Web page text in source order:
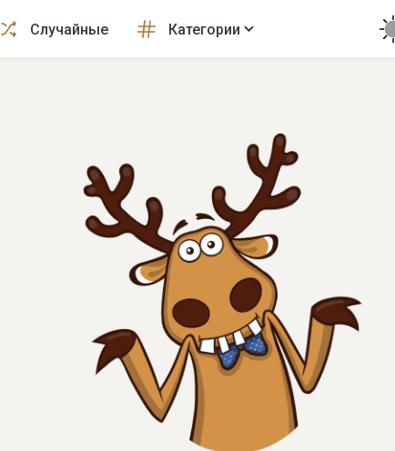
Случайные Категории